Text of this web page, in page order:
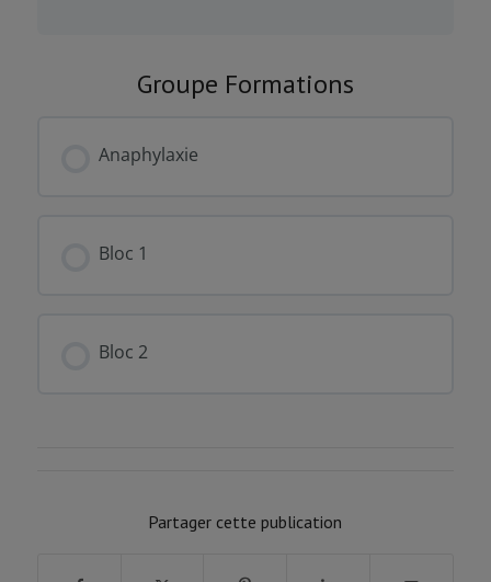
Groupe Formations
Anaphylaxie
0% COMPLÉTÉ
Bloc 1
0% COMPLÉTÉ
Bloc 2
Partager cette publication